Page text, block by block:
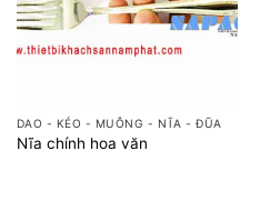
DAO - KÉO - MUỖNG - NĨA - ĐŨA
Nĩa chính hoa văn